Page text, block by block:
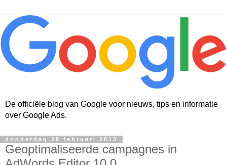
De officiële blog van Google voor nieuws, tips en informatie
over Google Ads.
donderdag 28 februari 2013
Geoptimaliseerde campagnes in